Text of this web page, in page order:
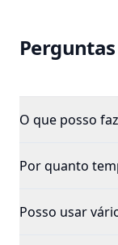
O que posso
Por quanto
Posso usar